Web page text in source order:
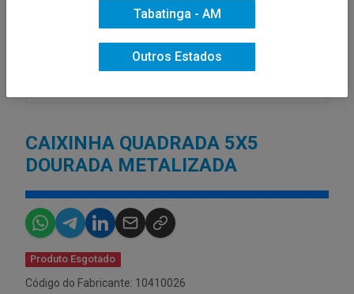
CAIXINHA QUADRADA 5X5
DOURADA METALIZADA
Produto Esgotado
Código do Fabricante: 10410026
Tabatinga - AM
Outros Estados